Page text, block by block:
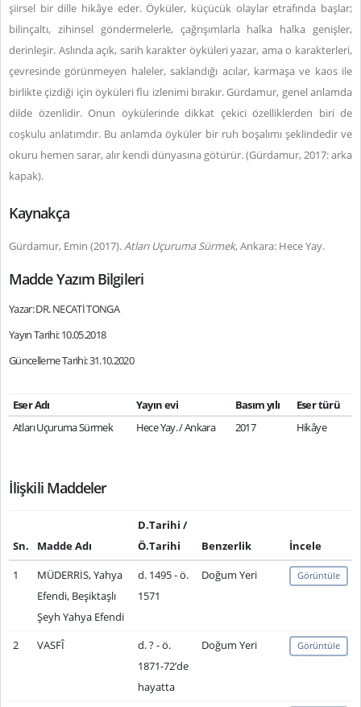
şiirsel bir dille hikâye eder. Öyküler, küçücük olaylar etrafında başlar;
bilinçaltı, zihinsel göndermelerle, çağrışımlarla halka halka genişler,
derinleşir. Aslında açık, sarih karakter öyküleri yazar, ama o karakterleri,
çevresinde görünmeyen haleler, saklandığı acılar, karmaşa ve kaos ile
birlikte çizdiği için öyküleri flu izlenimi bırakır. Gürdamur, genel anlamda
dilde özenlidir. Onun öykülerinde dikkat çekici özelliklerden biri de
coşkulu anlatımdır. Bu anlamda öyküler bir ruh boşalımı şeklindedir ve
okuru hemen sarar, alır kendi dünyasına götürür. (Gürdamur, 2017: arka
kapak).
Kaynakça
Gürdamur, Emin (2017).Atları Uçuruma Sürmek, Ankara: Hece Yay.
Madde Yazım Bilgileri
Yazar: DR. NECATİ TONGA
Yayın Tarihi: 10.05.2018
Güncelleme Tarihi: 31.10.2020
Eser Adı Yayın evi Basım yılı
Eser türü
Atları Uçuruma Sürmek
Hece Yay. / Ankara 2017 Hikâye
İlişkili Maddeler
Sn. Madde Adı
D.Tarihi /
Ö.Tarihi
Benzerlik
İncele
1
MÜDERRİS, Yahya
Efendi, Beşiktaşlı
Şeyh Yahya Efendi
d. 1495 - ö.
1571
Doğum Yeri Görüntüle
2 VASFÎ
d. ? - ö.
1871-72’de
hayatta
Doğum Yeri Görüntüle